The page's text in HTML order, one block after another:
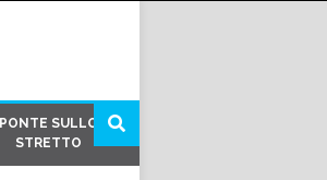
PONTE SULLO
STRETTO